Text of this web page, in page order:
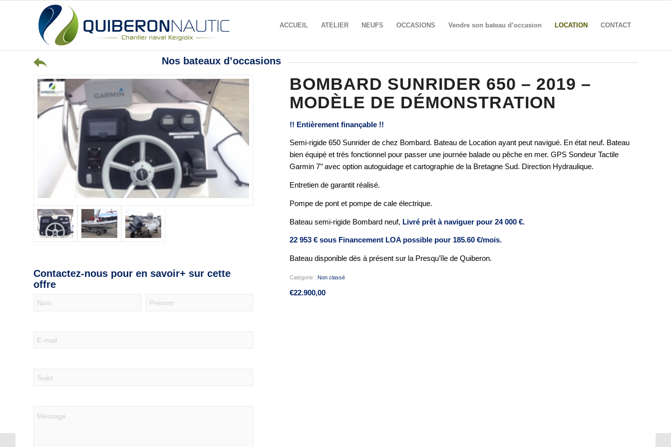
ACCUEIL ATELIER NEUFS OCCASIONS Vendre son bateau d’occasion LOCATION CONTACT
Nos bateaux d’occasions
Contactez-nous pour en savoir+ sur cette
offre
Nous
BOMBARD SUNRIDER 650 – 2019 –
MODÈLE DE DÉMONSTRATION
!! Entièrement finançable !!
Semi-rigide 650 Sunrider de chez Bombard. Bateau de Location ayant peut navigué. En état neuf. Bateau
bien équipé et très fonctionnel pour passer une journée balade ou pêche en mer. GPS Sondeur Tactile
Garmin 7’’ avec option autoguidage et cartographie de la Bretagne Sud. Direction Hydraulique.
Entretien de garantit réalisé.
Pompe de pont et pompe de cale électrique.
Bateau semi-rigide Bombard neuf, Livré prêt à naviguer pour 24 000 €.
22 953 € sous Financement LOA possible pour 185.60 €/mois.
Bateau disponible dès à présent sur la Presqu’île de Quiberon.
Catégorie :Non classé
€22.900,00